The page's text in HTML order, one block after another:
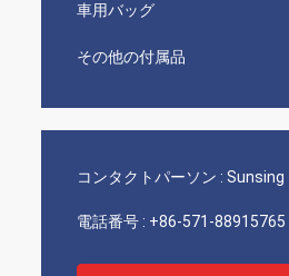
車用バッグ
その他の付属品
コンタクトパーソン : Sunsing
電話番号 : +86-571-88915765